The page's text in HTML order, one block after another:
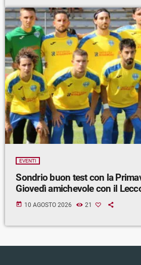
EVENTI
Sondrio buon test con la Primavera della Samp.
Giovedì amichevole con il
today 10 AGOSTO 2026 21